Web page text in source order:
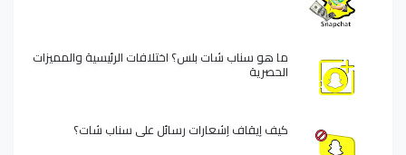
ما هو سناب شات بلس؟ اختلافات الرئيسية والمميزات
الحصرية
كيف إيقاف إشعارات رسائل على سناب شات؟